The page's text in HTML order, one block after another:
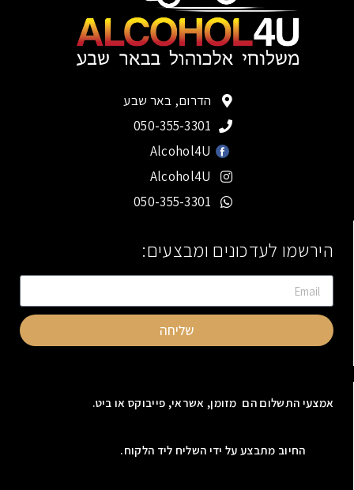
הדרום, באר שבע
050-355-3301
Alcohol4U
Alcohol4U
050-355-3301
הירשמו לעדכונים ומבצעים:
שליחה
אמצעי התשלום הם מזומן, אשראי, פייבוקס או ביט.
החיוב מתבצע על ידי השליח ליד הלקוח.